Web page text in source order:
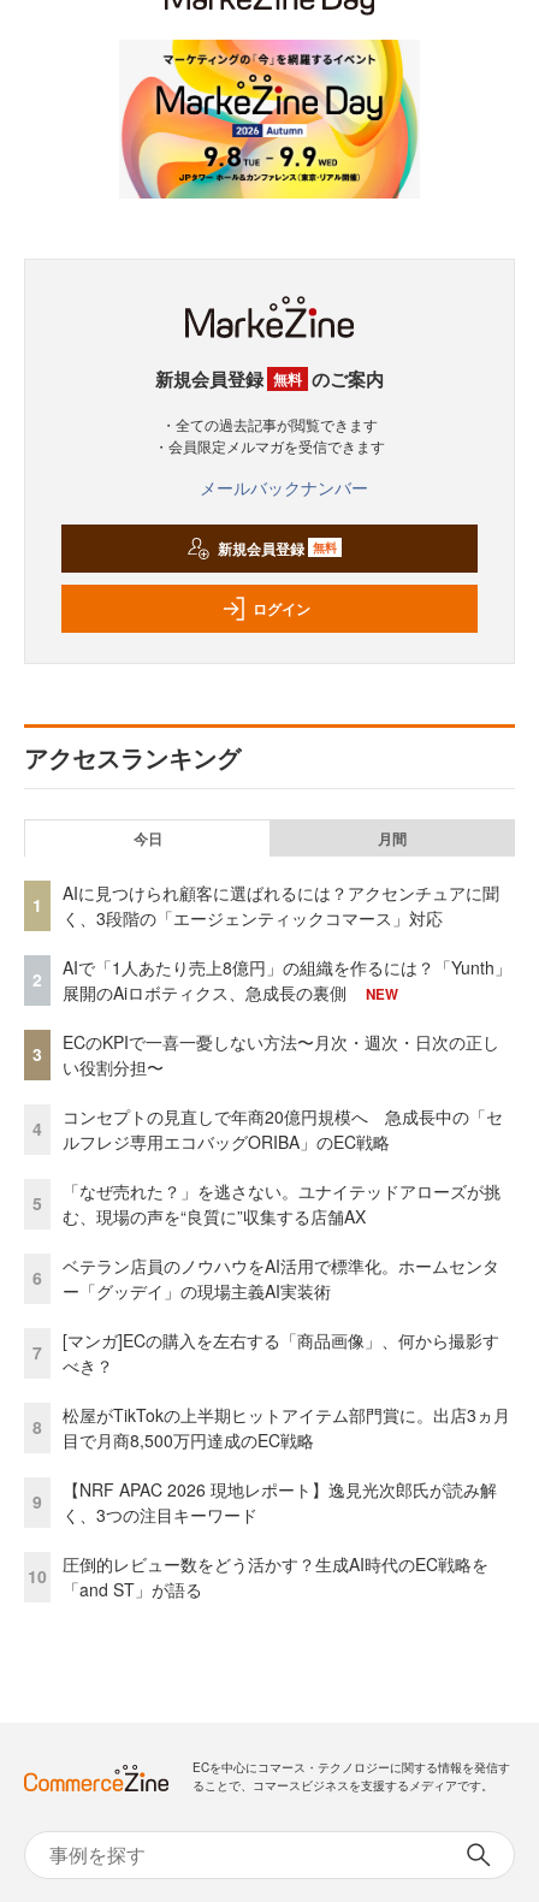
新規会員登録 無料 のご案内
・全ての過去記事が閲覧できます
・会員限定メルマガを受信できます
メールバックナンバー
新規会員登録 無料
ログイン
アクセスランキング
今日 月間
1
AIに見つけられ顧客に選ばれるには？アクセンチュアに聞
く、3段階の「エージェンティックコマース」対応
2
AIで「1人あたり売上8億円」の組織を作るには？「Yunth」
展開のAiロボティクス、急成長の裏側
NEW
3
ECのKPIで一喜一憂しない方法〜月次・週次・日次の正し
い役割分担〜
4
コンセプトの見直しで年商20億円規模へ 急成長中の「セ
ルフレジ専用エコバッグORIBA」のEC戦略
5
「なぜ売れた？」を逃さない。ユナイテッドアローズが挑
む、現場の声を“良質に”収集する店舗AX
6
ベテラン店員のノウハウをAI活用で標準化。ホームセンタ
ー「グッデイ」の現場主義AI実装術
7
[マンガ]ECの購入を左右する「商品画像」、何から撮影す
べき？
8
松屋がTikTokの上半期ヒットアイテム部門賞に。出店3ヵ月
目で月商8,500万円達成のEC戦略
9
【NRF APAC 2026 現地レポート】逸見光次郎氏が読み解
く、3つの注目キーワード
10
圧倒的レビュー数をどう活かす？生成AI時代のEC戦略を
「and ST」が語る
ECを中心にコマース・テクノロジーに関する情報を発信す
ることで、コマースビジネスを支援するメディアです。